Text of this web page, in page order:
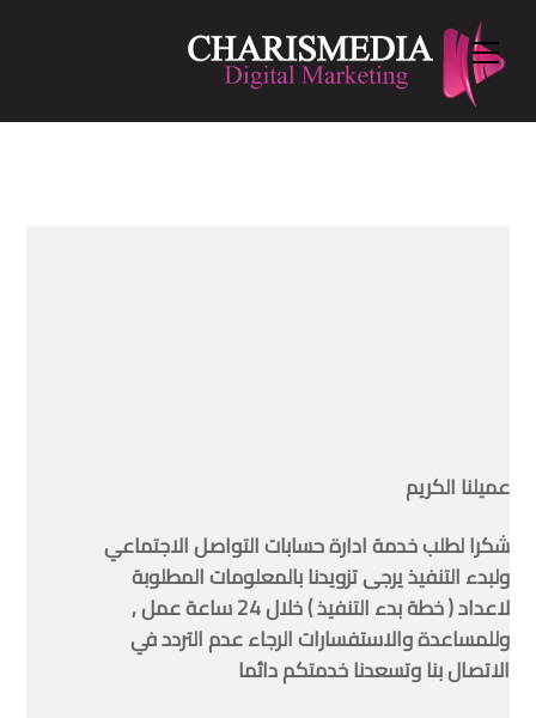
content
عميلنا الكريم
شكرا لطلب خدمة ادارة حسابات التواصل الاجتماعي
ولبدء التنفيذ يرجى تزويدنا بالمعلومات المطلوبة
لاعداد ( خطة بدء التنفيذ ) خلال 24 ساعة عمل ,
وللمساعدة والاستفسارات الرجاء عدم التردد في
الاتصال بنا وتسعدنا خدمتكم دائما